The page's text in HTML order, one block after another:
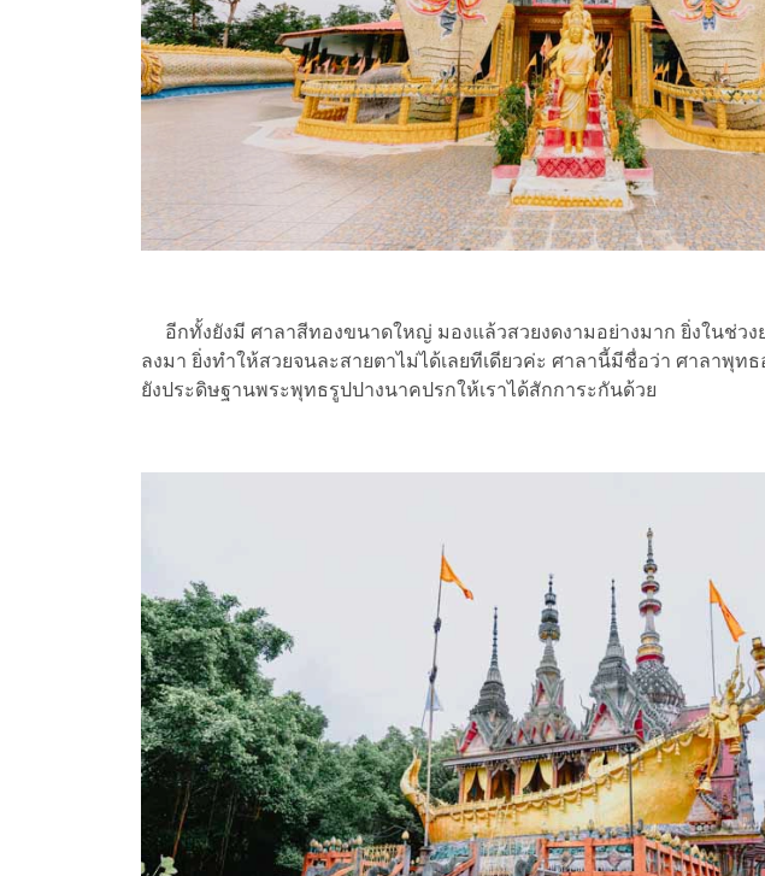
อีกทั้งยังมี ศาลาสีทองขนาดใหญ่ มองแล้วสวยงดงามอย่างมาก ยิ่งในช่วง
ลงมา ยิ่งทำให้สวยจนละสายตาไม่ได้เลยทีเดียวค่ะ ศาลานี้มีชื่อว่า ศาลาพุท
ยังประดิษฐานพระพุทธรูปปางนาคปรกให้เราได้สักการะกันด้วย